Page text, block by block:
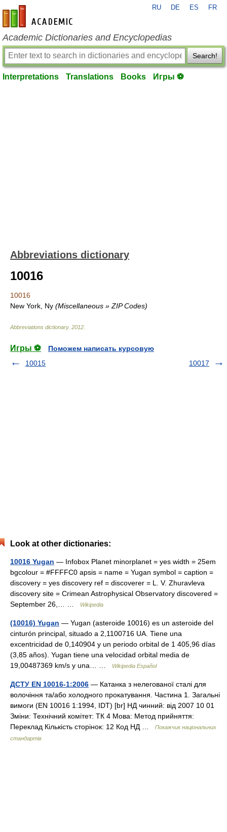
en-academic.com
RU DE ES FR
Academic Dictionaries and Encyclopedias
Search!
Interpretations Translations Books Игры ⚽
Abbreviations dictionary
10016
10016
New York, Ny (Miscellaneous » ZIP Codes)
Abbreviations dictionary. 2012
Игры ⚽
Поможем написать курсовую
10015
10017
Look at other dictionaries:
10016 Yugan — Infobox Planet minorplanet = yes width = 25em
bgcolour = #FFFFC0 apsis = name = Yugan symbol = caption =
discovery = yes discovery ref = discoverer = L. V. Zhuravleva
discovery site = Crimean Astrophysical Observatory discovered =
September 26,… …
Wikipedia
(10016) Yugan — Yugan (asteroide 10016) es un asteroide del
cinturón principal, situado a 2,1100716 UA. Tiene una
excentricidad de 0,140904 y un periodo orbital de 1 405,96 días
(3,85 años). Yugan tiene una velocidad orbital media de
19,00487369 km/s y una… …
Wikipedia Español
ДСТУ EN 10016-1:2006 — Катанка з нелегованої сталі для
волочіння та/або холодного прокатування. Частина 1. Загальні
вимоги (EN 10016 1:1994, IDT) [br] НД чинний: від 2007 10 01
Зміни: Технічний комітет: ТК 4 Мова: Метод прийняття:
Переклад Кількість сторінок: 12 Код НД …
Покажчик національних
стандартів